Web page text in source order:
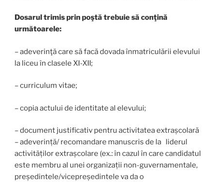
Dosarul trimis prin poştă trebuie să conţină
următoarele:
– adeverinţă care să facă dovada înmatriculării elevului
la liceu în clasele XI-XII;
– curriculum vitae;
– copia actului de identitate al elevului;
– document justificativ pentru activitatea extrașcolară
– adeverință/ recomandare manuscris de la liderul
activităților extrașcolare (ex.: în cazul în care candidatul
este membru al unei organizații non-guvernamentale,
președintele/vicepreședintele va da o